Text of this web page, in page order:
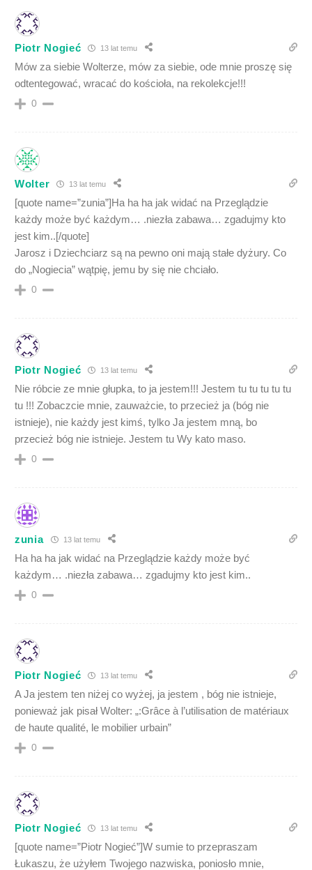
Piotr Nogieć 13 lat temu
Mów za siebie Wolterze, mów za siebie, ode mnie proszę się
odtentegować, wracać do kościoła, na rekolekcje!!!
0
Wolter 13 lat temu
[quote name=”zunia”]Ha ha ha jak widać na Przeglądzie
każdy może być każdym… .niezła zabawa… zgadujmy kto
jest kim..[/quote]
Jarosz i Dziechciarz są na pewno oni mają stałe dyżury. Co
do „Nogiecia” wątpię, jemu by się nie chciało.
0
Piotr Nogieć 13 lat temu
Nie róbcie ze mnie głupka, to ja jestem!!! Jestem tu tu tu tu tu
tu !!! Zobaczcie mnie, zauważcie, to przecież ja (bóg nie
istnieje), nie każdy jest kimś, tylko Ja jestem mną, bo
przecież bóg nie istnieje. Jestem tu Wy kato maso.
0
zunia 13 lat temu
Ha ha ha jak widać na Przeglądzie każdy może być
każdym… .niezła zabawa… zgadujmy kto jest kim..
0
Piotr Nogieć 13 lat temu
A Ja jestem ten niżej co wyżej, ja jestem , bóg nie istnieje,
ponieważ jak pisał Wolter: „:Grâce à l’utilisation de matériaux
de haute qualité, le mobilier urbain”
0
Piotr Nogieć 13 lat temu
[quote name=”Piotr Nogieć”]W sumie to przepraszam
Łukaszu, że użyłem Twojego nazwiska, poniosło mnie,